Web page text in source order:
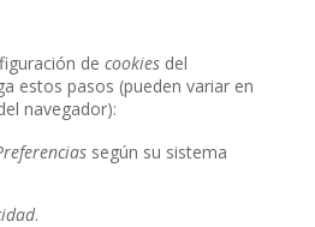
de cookiesdel
estos pasos (pueden variar en
navegador):
según su sistema
.